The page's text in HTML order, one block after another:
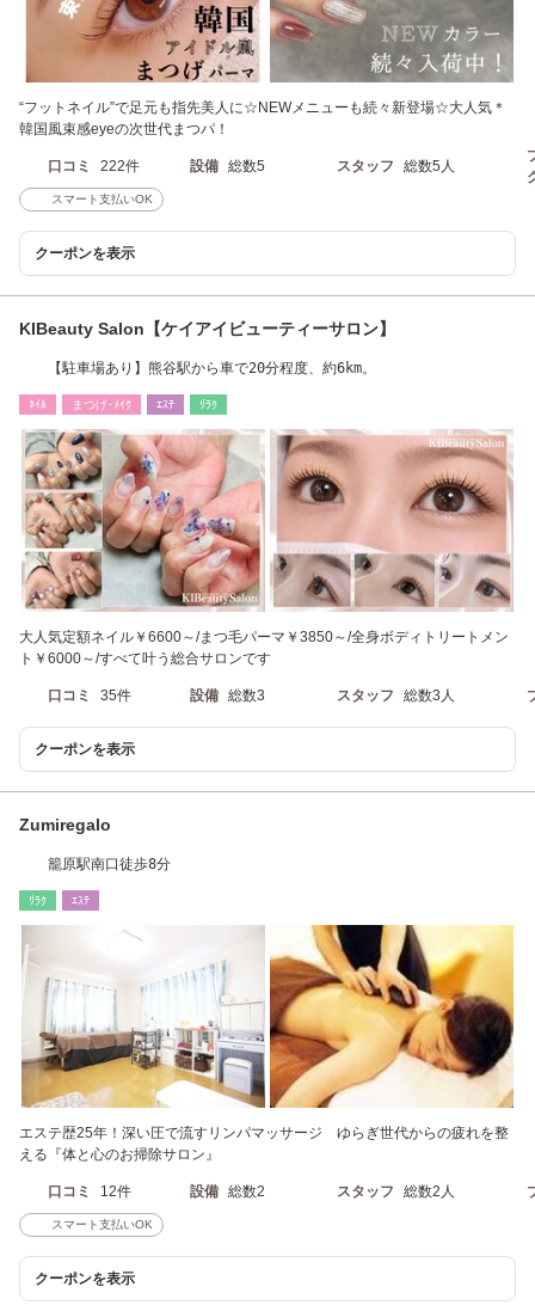
“フットネイル”で足元も指先美人に☆NEWメニューも続々新登場☆大人気＊
韓国風束感eyeの次世代まつパ！
口コミ 222件 設備 総数5 スタッフ 総数5人
スマート支払いOK
クーポンを表示
KIBeauty Salon【ケイアイビューティーサロン】
【駐車場あり】熊谷駅から車で20分程度、約6km。
ﾈｲﾙ まつげ･ﾒｲｸ ｴｽﾃ ﾘﾗｸ
大人気定額ネイル￥6600～/まつ毛パーマ￥3850～/全身ボディトリートメン
ト￥6000～/すべて叶う総合サロンです
口コミ 35件 設備 総数3 スタッフ 総数3人
クーポンを表示
Zumiregalo
籠原駅南口徒歩8分
ﾘﾗｸ ｴｽﾃ
エステ歴25年！深い圧で流すリンパマッサージ ゆらぎ世代からの疲れを整
える『体と心のお掃除サロン』
口コミ 12件 設備 総数2 スタッフ 総数2人
スマート支払いOK
クーポンを表示